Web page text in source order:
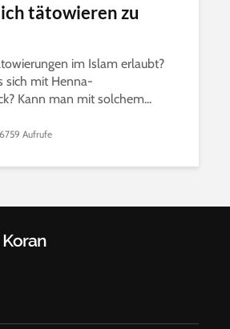
tätowieren zu
im Islam erlaubt?
sich mit Henna-
Kann man mit solchem...
Aufrufe